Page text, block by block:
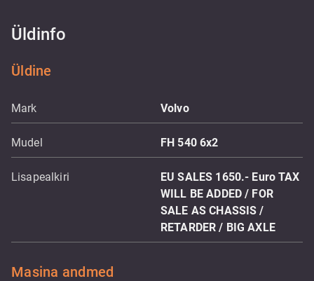
Üldinfo
Üldine
Mark Volvo
Mudel FH 540 6x2
Lisapealkiri
EU SALES 1650.- Euro TAX
WILL BE ADDED / FOR
SALE AS CHASSIS /
RETARDER / BIG AXLE
Masina andmed